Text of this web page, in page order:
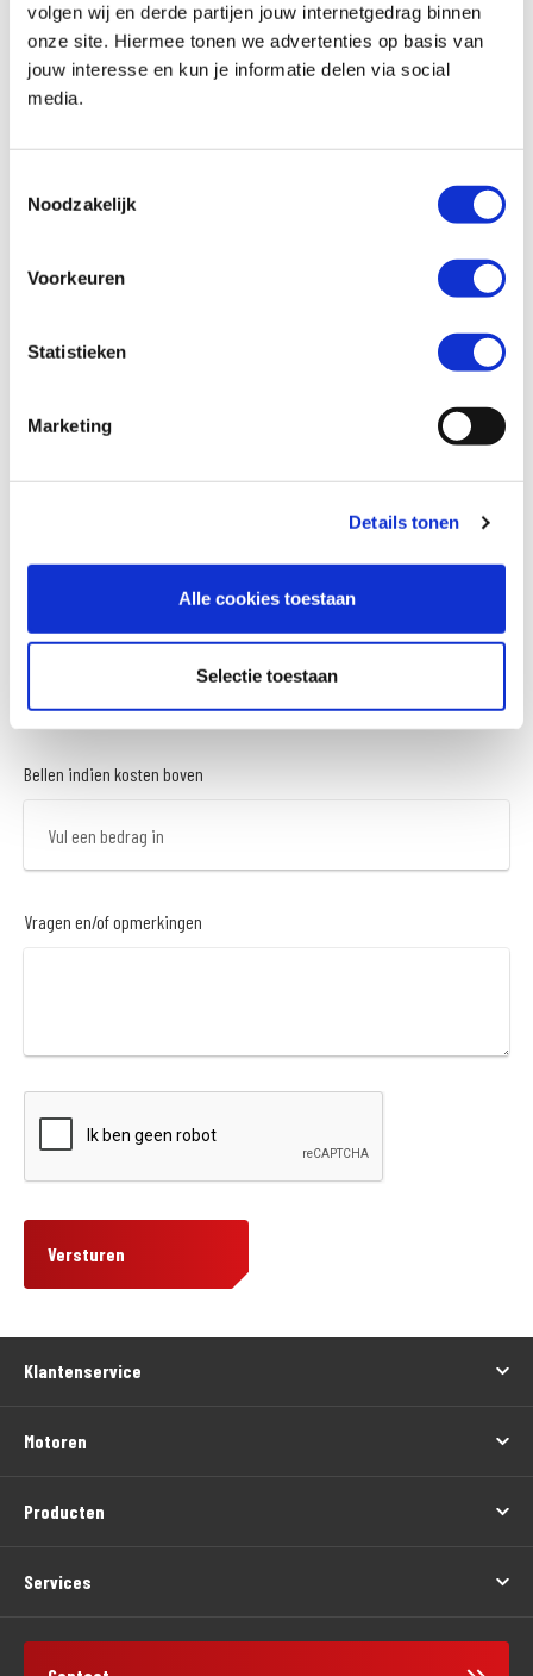
volgen wij en derde partijen jouw internetgedrag binnen
onze site. Hiermee tonen we advertenties op basis van
jouw interesse en kun je informatie delen via social
media.
Noodzakelijk
Voorkeuren
Statistieken
Marketing
Details tonen
Alle cookies toestaan
Selectie toestaan
Kenteken *
Soort onderhoudsbeurt *
Motor ophalen *
Bellen indien kosten boven
Vragen en/of opmerkingen
Versturen
Klantenservice
Motoren
Producten
Services